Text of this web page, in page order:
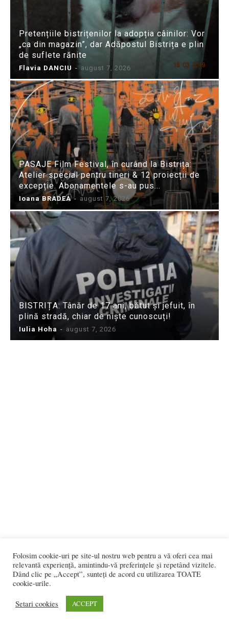
Pretențiile bistrițenilor la adopția câinilor: Vor
„ca din magazin”, dar Adăpostul Bistrița e plin
de suflete rănite
Flavia DANCIU - august 7, 2026
PASAJE Film Festival, în curând la Bistrița:
Atelier special pentru tineri & 12 proiecții de
excepție. Abonamentele s-au pus...
Ioana BRADEA - august 7, 2026
BISTRIȚA: Tânăr de 17 ani, bătut și jefuit, în
plină stradă, chiar de niște cunoscuți!
Iulia Hoha - august 7, 2026
Folosim cookie-uri pe site-ul nostru web pentru a vă oferi cea mai
relevantă experiență, amintindu-vă preferințele și repetând vizitele.
Dând clic pe „Accept”, sunteți de acord cu utilizarea TOATE
cookie-urile.
Setari cookies ACCEPT